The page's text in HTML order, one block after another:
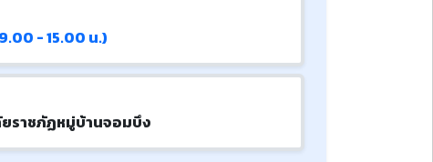
- 15.00 น.)
ราชภัฏหมู่บ้านจอมบึง